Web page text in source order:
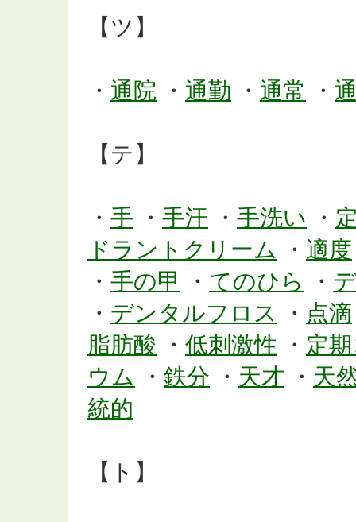
【ツ】
・ 通院 ・ 通勤 ・ 通常 ・
【テ】
・ 手 ・ 手汗 ・ 手洗い ・
ドラントクリーム
・ 適度
・ 手の甲 ・ てのひら ・
・ デンタルフロス ・ 点滴
脂肪酸 ・ 低刺激性 ・ 定
ウム
・ 鉄分 ・ 天才 ・ 天
統的
【ト】